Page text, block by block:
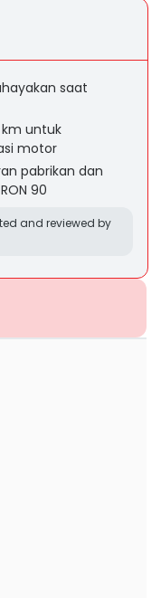
saat
km untuk
motor
pabrikan dan
90
and reviewed by